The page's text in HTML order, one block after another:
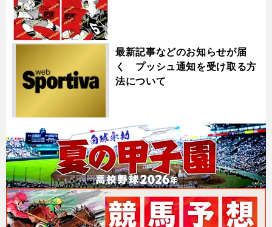
最新記事などのお知らせが届
く プッシュ通知を受け取る方
法について